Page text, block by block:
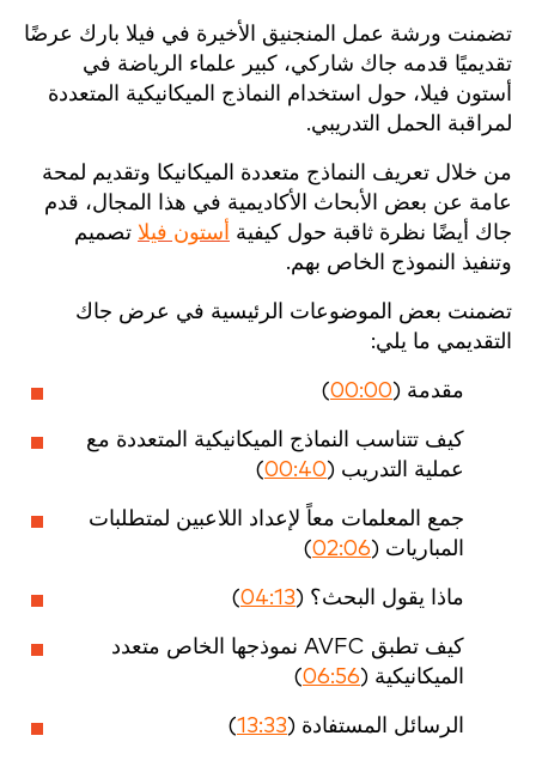
تضمنت ورشة عمل المنجنيق الأخيرة في فيلا بارك عرضًا
تقديميًا قدمه جاك شاركي، كبير علماء الرياضة في
أستون فيلا، حول استخدام النماذج الميكانيكية المتعددة
لمراقبة الحمل التدريبي.
من خلال تعريف النماذج متعددة الميكانيكا وتقديم لمحة
عامة عن بعض الأبحاث الأكاديمية في هذا المجال، قدم
جاك أيضًا نظرة ثاقبة حول كيفية
أستون فيلا تصميم
وتنفيذ النموذج الخاص بهم.
تضمنت بعض الموضوعات الرئيسية في عرض جاك
التقديمي ما يلي:
مقدمة (00:00
)
كيف تتناسب النماذج الميكانيكية المتعددة مع
عملية التدريب (00:40
)
جمع المعلمات معاً لإعداد اللاعبين لمتطلبات
المباريات (02:06
)
ماذا يقول البحث؟ (04:13
)
كيف تطبق AVFC نموذجها الخاص متعدد
الميكانيكية (06:56
)
الرسائل المستفادة (13:33
)